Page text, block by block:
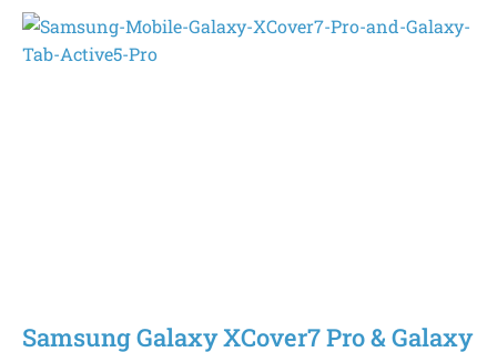
Samsung Galaxy XCover7 Pro & Galaxy